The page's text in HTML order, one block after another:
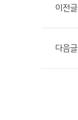
이전글
다음글